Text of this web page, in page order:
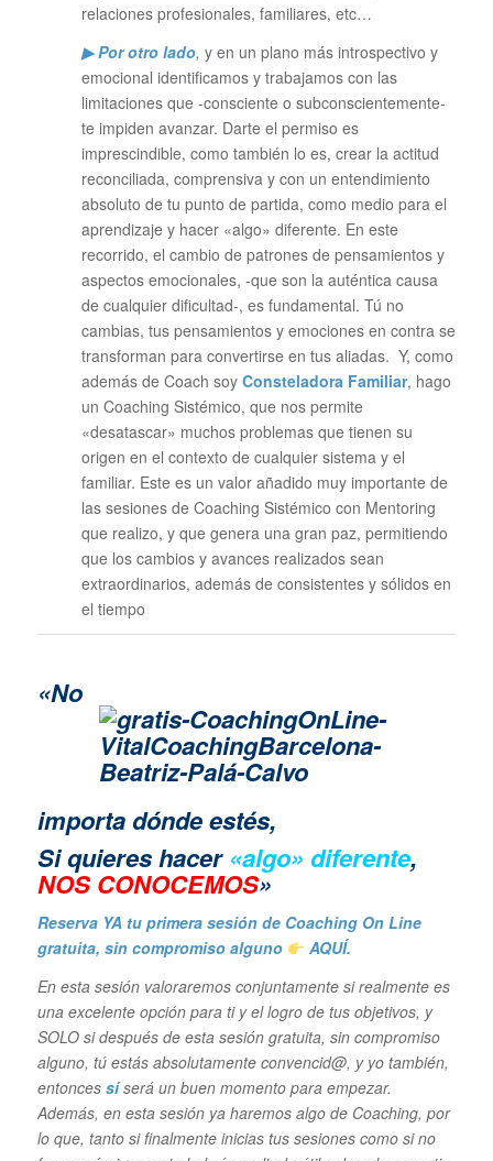
relaciones profesionales, familiares, etc…
▶ Por otro lado, y en un plano más introspectivo y
emocional identificamos y trabajamos con las
limitaciones que -consciente o subconscientemente-
te impiden avanzar. Darte el permiso es
imprescindible, como también lo es, crear la actitud
reconciliada, comprensiva y con un entendimiento
absoluto de tu punto de partida, como medio para el
aprendizaje y hacer «algo» diferente. En este
recorrido, el cambio de patrones de pensamientos y
aspectos emocionales, -que son la auténtica causa
de cualquier dificultad-, es fundamental. Tú no
cambias, tus pensamientos y emociones en contra se
transforman para convertirse en tus aliadas. Y, como
además de Coach soy Consteladora Familiar, hago
un Coaching Sistémico, que nos permite
«desatascar» muchos problemas que tienen su
origen en el contexto de cualquier sistema y el
familiar. Este es un valor añadido muy importante de
las sesiones de Coaching Sistémico con Mentoring
que realizo, y que genera una gran paz, permitiendo
que los cambios y avances realizados sean
extraordinarios, además de consistentes y sólidos en
el tiempo
«No
importa dónde estés,
Si quieres hacer «algo» diferente,
NOS CONOCEMOS»
Reserva YA tu primera sesión de Coaching On Line
gratuita, sin compromiso alguno
AQUÍ.
En esta sesión valoraremos conjuntamente si realmente es
una excelente opción para ti y el logro de tus objetivos, y
SOLO si después de esta sesión gratuita, sin compromiso
alguno, tú estás absolutamente convencid@, y yo también,
entonces síserá un buen momento para empezar.
Además, en esta sesión ya haremos algo de Coaching, por
lo que, tanto si finalmente inicias tus sesiones como si no